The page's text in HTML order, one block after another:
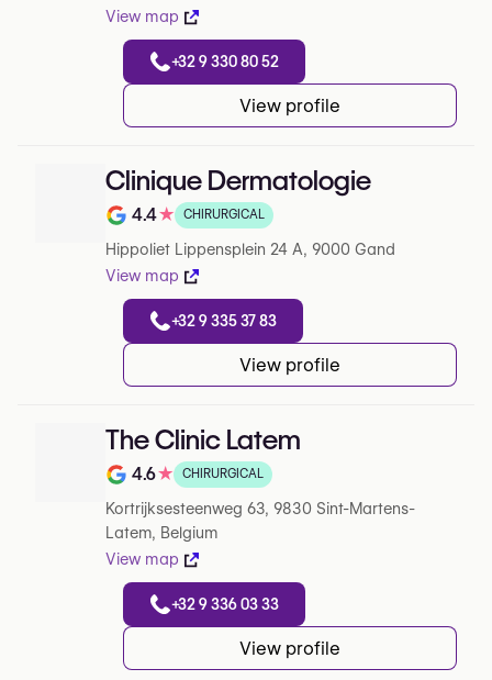
View map
+32 9 330 80 52
View profile
Clinique Dermatologie
Note de 4.4 sur 5 sur Google
4.4★ CHIRURGICAL
Hippoliet Lippensplein 24 A, 9000 Gand
View map
+32 9 335 37 83
View profile
The Clinic Latem
Note de 4.6 sur 5 sur Google
4.6★ CHIRURGICAL
Kortrijksesteenweg 63, 9830 Sint-Martens-
Latem, Belgium
View map
+32 9 336 03 33
View profile